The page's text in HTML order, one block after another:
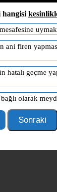
hangisi
ani firen
hatalı geçme
olarak